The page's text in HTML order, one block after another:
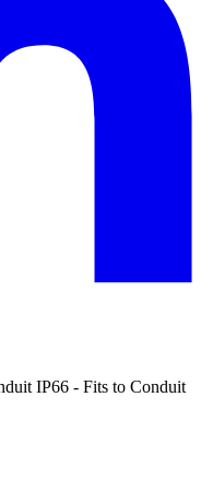
IP66 - Fits to Conduit